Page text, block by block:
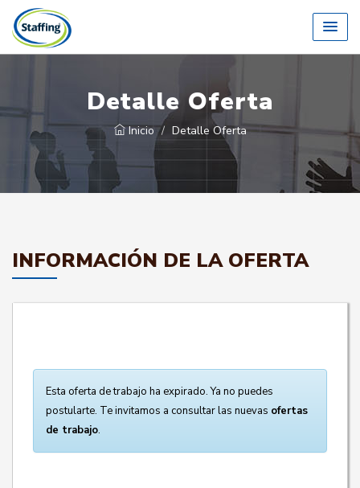
Detalle Oferta
Inicio Detalle Oferta
INFORMACIÓN DE LA OFERTA
Esta oferta de trabajo ha expirado. Ya no puedes
postularte. Te invitamos a consultar las nuevas ofertas
de trabajo.